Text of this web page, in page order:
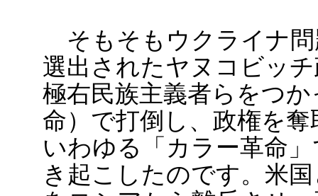
そもそもウクライナ問
選出されたヤヌコビッ
極右民族主義者らをつ
命）で打倒し、政権を
いわゆる「カラー革命
き起こしたのです。米